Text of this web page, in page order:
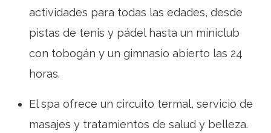
actividades para todas las edades, desde
pistas de tenis y pádel hasta un miniclub
con tobogán y un gimnasio abierto las 24
horas.
El spa ofrece un circuito termal, servicio de
masajes y tratamientos de salud y belleza.